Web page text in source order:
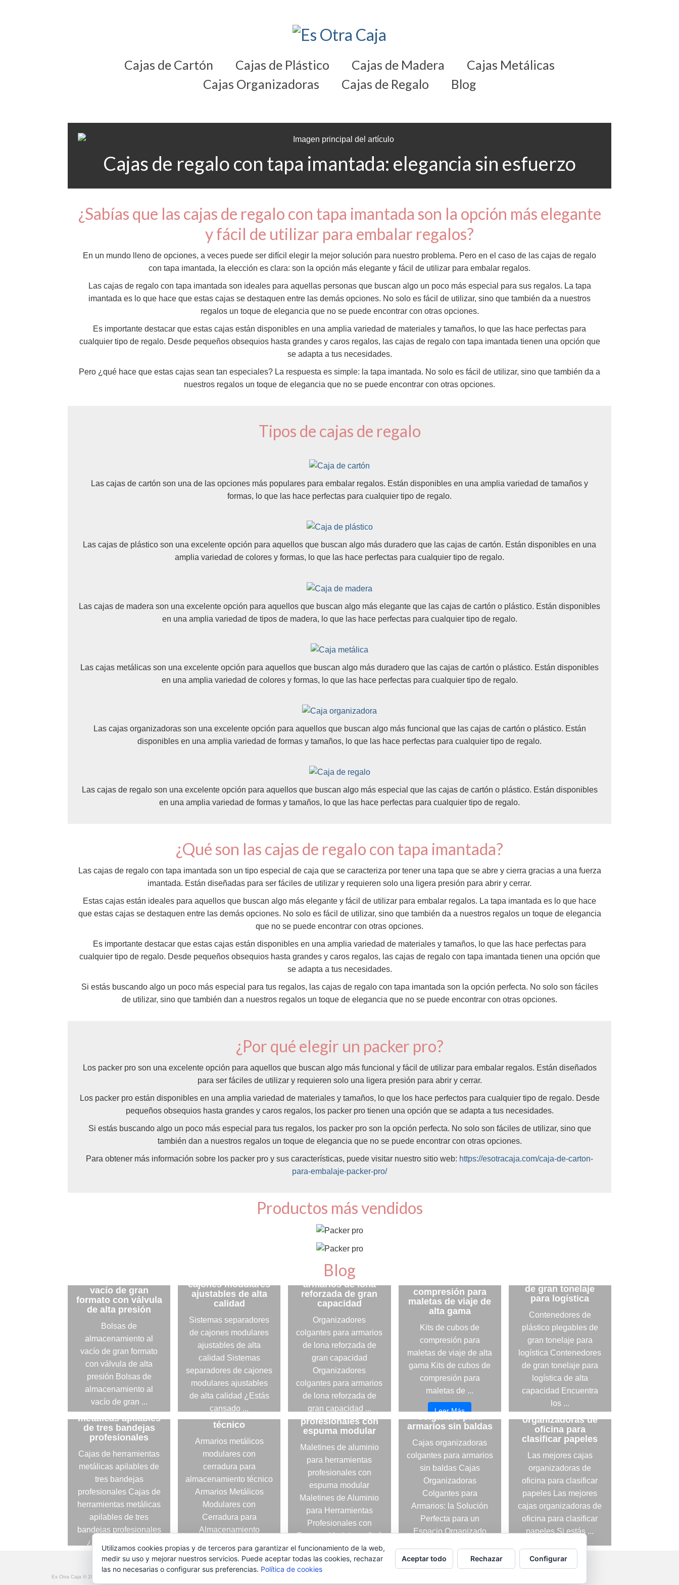
Cajas de Cartón Cajas de Plástico Cajas de Madera
Cajas Metálicas
Cajas Organizadoras
Cajas de Regalo Blog
Cajas de regalo con tapa imantada: elegancia sin esfuerzo
¿Sabías que las cajas de regalo con tapa imantada son la opción más elegante
y fácil de utilizar para embalar regalos?
En un mundo lleno de opciones, a veces puede ser difícil elegir la mejor solución para nuestro problema. Pero en el caso de las cajas de regalo
con tapa imantada, la elección es clara: son la opción más elegante y fácil de utilizar para embalar regalos.
Las cajas de regalo con tapa imantada son ideales para aquellas personas que buscan algo un poco más especial para sus regalos. La tapa
imantada es lo que hace que estas cajas se destaquen entre las demás opciones. No solo es fácil de utilizar, sino que también da a nuestros
regalos un toque de elegancia que no se puede encontrar con otras opciones.
Es importante destacar que estas cajas están disponibles en una amplia variedad de materiales y tamaños, lo que las hace perfectas para
cualquier tipo de regalo. Desde pequeños obsequios hasta grandes y caros regalos, las cajas de regalo con tapa imantada tienen una opción que
se adapta a tus necesidades.
Pero ¿qué hace que estas cajas sean tan especiales? La respuesta es simple: la tapa imantada. No solo es fácil de utilizar, sino que también da a
nuestros regalos un toque de elegancia que no se puede encontrar con otras opciones.
Tipos de cajas de regalo
Las cajas de cartón son una de las opciones más populares para embalar regalos. Están disponibles en una amplia variedad de tamaños y
formas, lo que las hace perfectas para cualquier tipo de regalo.
Las cajas de plástico son una excelente opción para aquellos que buscan algo más duradero que las cajas de cartón. Están disponibles en una
amplia variedad de colores y formas, lo que las hace perfectas para cualquier tipo de regalo.
Las cajas de madera son una excelente opción para aquellos que buscan algo más elegante que las cajas de cartón o plástico. Están disponibles
en una amplia variedad de tipos de madera, lo que las hace perfectas para cualquier tipo de regalo.
Las cajas metálicas son una excelente opción para aquellos que buscan algo más duradero que las cajas de cartón o plástico. Están disponibles
en una amplia variedad de colores y formas, lo que las hace perfectas para cualquier tipo de regalo.
Las cajas organizadoras son una excelente opción para aquellos que buscan algo más funcional que las cajas de cartón o plástico. Están
disponibles en una amplia variedad de formas y tamaños, lo que las hace perfectas para cualquier tipo de regalo.
Las cajas de regalo son una excelente opción para aquellos que buscan algo más especial que las cajas de cartón o plástico. Están disponibles
en una amplia variedad de formas y tamaños, lo que las hace perfectas para cualquier tipo de regalo.
¿Qué son las cajas de regalo con tapa imantada?
Las cajas de regalo con tapa imantada son un tipo especial de caja que se caracteriza por tener una tapa que se abre y cierra gracias a una fuerza
imantada. Están diseñadas para ser fáciles de utilizar y requieren solo una ligera presión para abrir y cerrar.
Estas cajas están ideales para aquellos que buscan algo más elegante y fácil de utilizar para embalar regalos. La tapa imantada es lo que hace
que estas cajas se destaquen entre las demás opciones. No solo es fácil de utilizar, sino que también da a nuestros regalos un toque de elegancia
que no se puede encontrar con otras opciones.
Es importante destacar que estas cajas están disponibles en una amplia variedad de materiales y tamaños, lo que las hace perfectas para
cualquier tipo de regalo. Desde pequeños obsequios hasta grandes y caros regalos, las cajas de regalo con tapa imantada tienen una opción que
se adapta a tus necesidades.
Si estás buscando algo un poco más especial para tus regalos, las cajas de regalo con tapa imantada son la opción perfecta. No solo son fáciles
de utilizar, sino que también dan a nuestros regalos un toque de elegancia que no se puede encontrar con otras opciones.
¿Por qué elegir un packer pro?
Los packer pro son una excelente opción para aquellos que buscan algo más funcional y fácil de utilizar para embalar regalos. Están diseñados
para ser fáciles de utilizar y requieren solo una ligera presión para abrir y cerrar.
Los packer pro están disponibles en una amplia variedad de materiales y tamaños, lo que los hace perfectos para cualquier tipo de regalo. Desde
pequeños obsequios hasta grandes y caros regalos, los packer pro tienen una opción que se adapta a tus necesidades.
Si estás buscando algo un poco más especial para tus regalos, los packer pro son la opción perfecta. No solo son fáciles de utilizar, sino que
también dan a nuestros regalos un toque de elegancia que no se puede encontrar con otras opciones.
Para obtener más información sobre los packer pro y sus características, puede visitar nuestro sitio web: https://esotracaja.com/caja-de-carton-
para-embalaje-packer-pro/
Productos más vendidos
Blog
vacío de gran
formato con válvula
de alta presión
Bolsas de
almacenamiento al
vacío de gran formato
con válvula de alta
presión Bolsas de
almacenamiento al
vacío de gran ...
Leer Más
cajones modulares
ajustables de alta
calidad
Sistemas separadores
de cajones modulares
ajustables de alta
calidad Sistemas
separadores de cajones
modulares ajustables
de alta calidad ¿Estás
cansado ...
Leer Más
Organizadores
colgantes para
armarios de lona
reforzada de gran
capacidad
Organizadores
colgantes para armarios
de lona reforzada de
gran capacidad
Organizadores
colgantes para armarios
de lona reforzada de
gran capacidad ...
Leer Más
compresión para
maletas de viaje de
alta gama
Kits de cubos de
compresión para
maletas de viaje de alta
gama Kits de cubos de
compresión para
maletas de ...
Leer Más
de gran tonelaje
para logística
Contenedores de
plástico plegables de
gran tonelaje para
logística Contenedores
de gran tonelaje para
logística de alta
capacidad Encuentra
los ...
Leer Más
Cajas de
herramientas
metálicas apilables
de tres bandejas
profesionales
Cajas de herramientas
metálicas apilables de
tres bandejas
profesionales Cajas de
herramientas metálicas
apilables de tres
bandejas profesionales
¿Necesitas una ...
Leer Más
Armarios metálicos
modulares con
cerradura para
almacenamiento
técnico
Armarios metálicos
modulares con
cerradura para
almacenamiento técnico
Armarios Metálicos
Modulares con
Cerradura para
Almacenamiento
buscando un sitio ...
Leer Más
Maletines de
herramientas
profesionales con
espuma modular
Maletines de aluminio
para herramientas
profesionales con
espuma modular
Maletines de Aluminio
para Herramientas
Profesionales con
Espuma Modular: ¿Qué
Necesitabas ...
organizadoras
armarios sin baldas
Cajas organizadoras
colgantes para armarios
sin baldas Cajas
Organizadoras
Colgantes para
Armarios: la Solución
Perfecta para un
Espacio Organizado
Leer Más
Las mejores cajas
organizadoras de
oficina para
clasificar papeles
Las mejores cajas
organizadoras de
oficina para clasificar
papeles Las mejores
cajas organizadoras de
oficina para clasificar
papeles Si estás ...
Leer Más
Es Otra Caja © 2026 -
Utilizamos cookies propias y de terceros para garantizar el funcionamiento de la web,
medir su uso y mejorar nuestros servicios. Puede aceptar todas las cookies, rechazar
las no necesarias o configurar sus preferencias. Política de cookies
Aceptar todo Rechazar Configurar